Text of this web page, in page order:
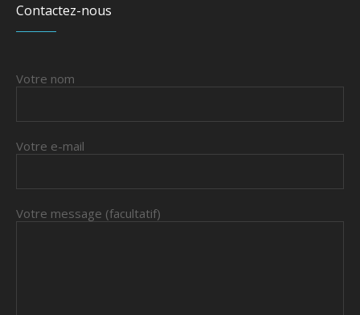
Contactez-nous
Votre nom
Votre e-mail
Votre message (facultatif)